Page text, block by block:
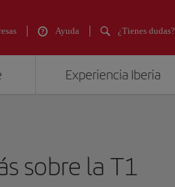
Ayuda ¿Tienes dudas?
Experiencia Iberia
sobre la T1